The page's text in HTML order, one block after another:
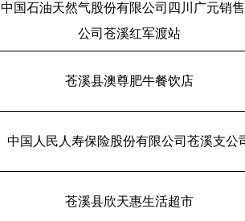
中国石油天然气股份有限公司四川广元销
公司苍溪红军渡站
苍溪县澳尊肥牛餐饮店
中国人民人寿保险股份有限公司苍溪支公
苍溪县欣天惠生活超市